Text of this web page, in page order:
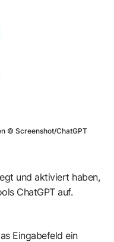
© Screenshot/ChatGPT
und aktiviert haben,
ChatGPT auf.
Eingabefeld ein